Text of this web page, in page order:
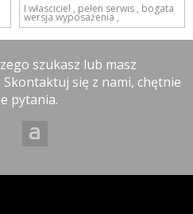
I własciciel , pełen serwis , bogata
wersja wyposażenia ,
szukasz lub masz
się z nami, chętnie
pytania.